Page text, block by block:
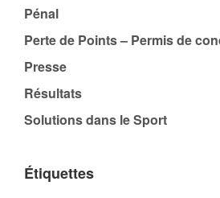
Pénal
Perte de Points – Permis de
Presse
Résultats
Solutions dans le Sport
Étiquettes